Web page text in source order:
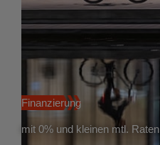
Finanzierung
mit 0% und kleinen mtl. Raten